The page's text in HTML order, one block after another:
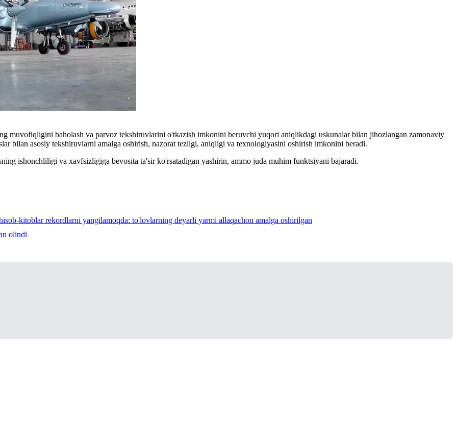
muvofiqligini baholash va parvoz tekshiruvlarini o'tkazish imkonini beruvchi yuqori aniqlikdagi uskunalar bilan jihozlangan zamonaviy
bilan asosiy tekshiruvlarni amalga oshirish, nazorat tezligi, aniqligi va texnologiyasini oshirish imkonini beradi.
ishonchliligi va xavfsizligiga bevosita ta'sir ko'rsatadigan yashirin, ammo juda muhim funktsiyani bajaradi.
kitoblar rekordlarni yangilamoqda: to'lovlarning deyarli yarmi allaqachon amalga oshirilgan
olindi